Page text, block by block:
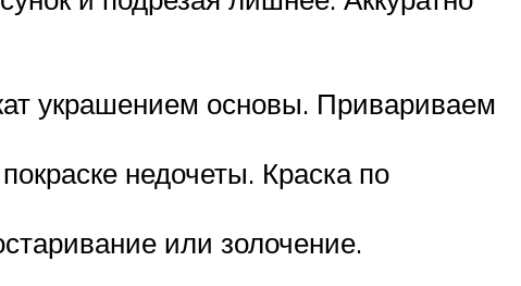
украшением основы. Привариваем
недочеты. Краска по
или золочение.